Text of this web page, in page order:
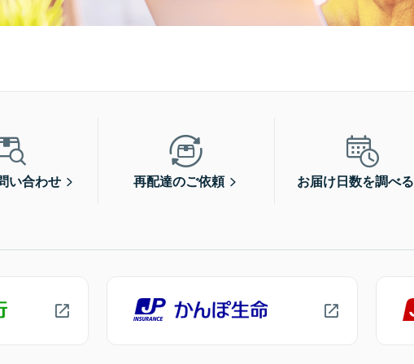
い合わせ 再配達のご依頼 お届け日数を調べる